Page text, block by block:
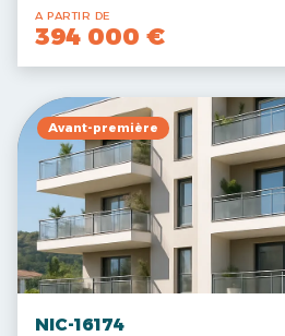
A PARTIR DE
394 000 €
Avant-première
NIC-16174